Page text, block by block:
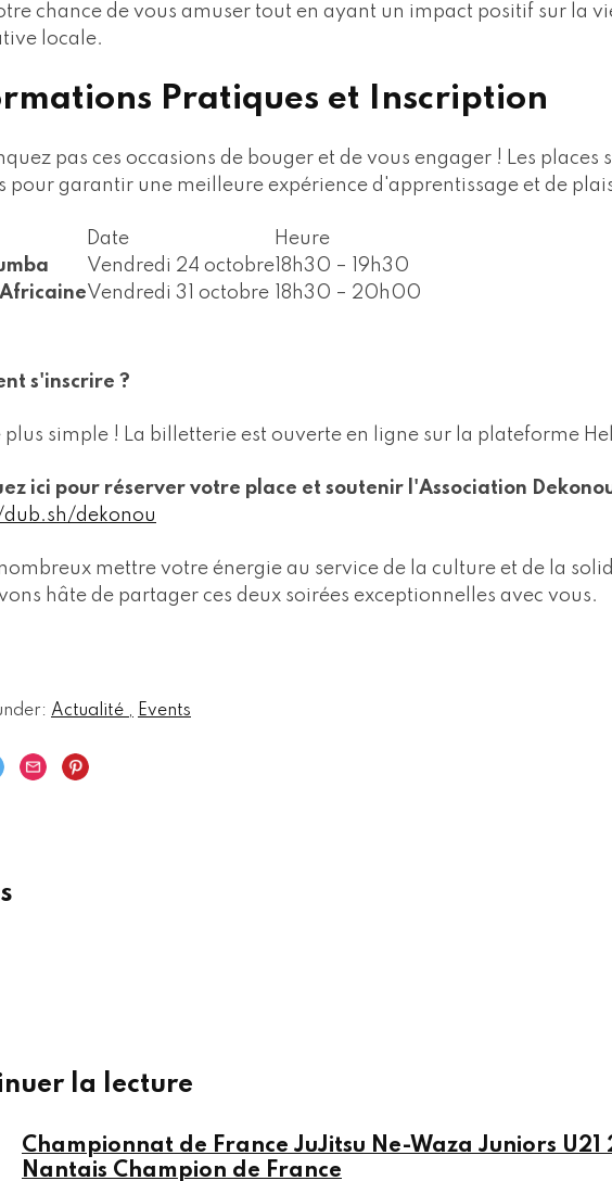
chance de vous amuser tout en ayant un impact positif sur la
locale.
Pratiques et Inscription
pas ces occasions de bouger et de vous engager ! Les places
pour garantir une meilleure expérience d'apprentissage et de
Date
Heure
Vendredi 24 octobre 18h30 – 19h30
AfricaineVendredi 31 octobre 18h30 – 20h00
s'inscrire ?
plus simple ! La billetterie est ouverte en ligne sur la plateforme
ici pour réserver votre place et soutenir l'Association
dekonou
mettre votre énergie au service de la culture et de la
hâte de partager ces deux soirées exceptionnelles avec vous.
Actualité Events
la lecture
Championnat de France JuJitsu Ne-Waza Juniors U21
Nantais Champion de France